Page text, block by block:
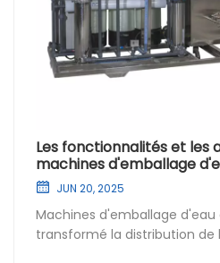
Les fonctionnalités et les
machines d'emballage
JUN 20, 2025
Machines d'emballage
transformé la distribution de